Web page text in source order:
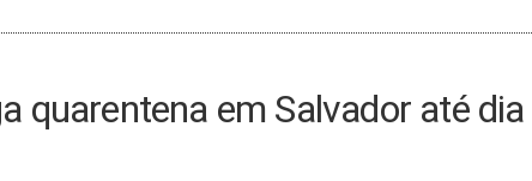
quarentena em Salvador até dia